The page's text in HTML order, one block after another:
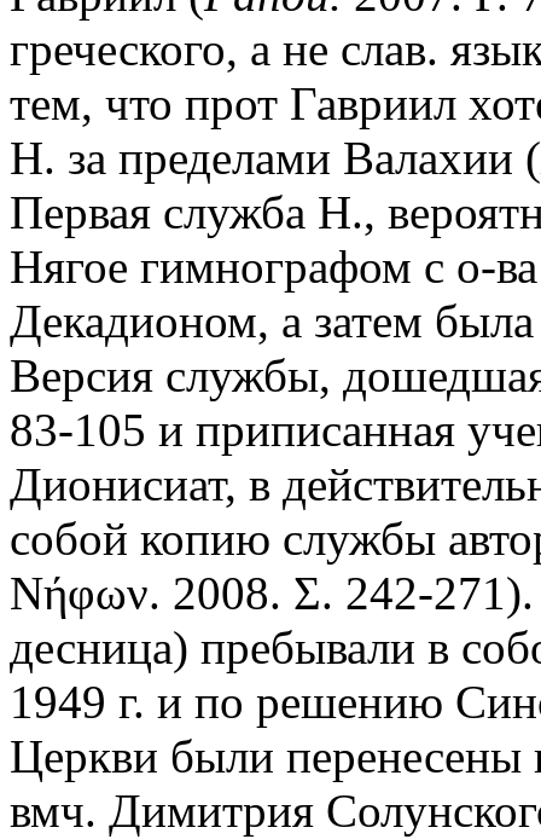
греческого, а не слав.
тем, что прот Гавриил
Н. за пределами Валахии (
Первая служба Н.,
Нягое гимнографом с о-
Декадионом, а затем
Версия службы,
83-105 и приписанная
Дионисиат, в
собой копию службы
Νήφων. 2008. Σ. 242-
десница) пребывали в
1949 г. и по решению
Церкви были перенесены
вмч. Димитрия